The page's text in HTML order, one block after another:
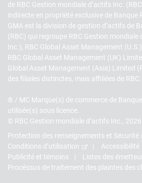
de RBC Gestion mondiale d’actifs Inc.
indirecte en propriété exclusive de Banque
GMA est la division de gestion d’actifs de
(RBC) qui regroupe RBC Gestion mondiale
Inc.), RBC Global Asset Management
RBC Global Asset Management (UK)
Global Asset Management (Asia) Limited
des filiales distinctes, mais affiliées de RBC.
® / MC Marque(s) de commerce de
utilisée(s) sous licence.
© RBC Gestion mondiale d’actifs Inc., 2026
Protection des renseignements et Sécurité
Conditions d’utilisation
Accessibilité
Publicité et témoins
Listes des
Procéssus de traitement des plaintes des